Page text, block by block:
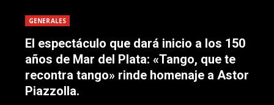
GENERALES
El espectáculo que dará inicio a los 150
años de Mar del Plata: «Tango, que te
recontra tango» rinde homenaje a Astor
Piazzolla.